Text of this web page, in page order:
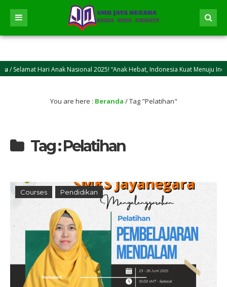
Hari Anak Nasional 2025! “Anak Hebat, Indonesia Kuat Menuju
Idul Adha 2025M/1446 H! Semoga kasih sayang dan keikhlasan
You are here : Beranda /Tag "Pelatihan"
Tag : Pelatihan
Courses Pendidikan